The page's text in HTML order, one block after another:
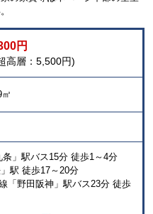
円
高層：5,500円)
」駅バス15分 徒歩1～4分
駅 徒歩17～20分
「野田阪神」駅バス23分 徒歩